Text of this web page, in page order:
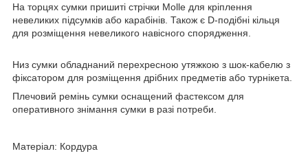
На торцях сумки пришиті стрічки Molle для кріплення
невеликих підсумків або карабінів. Також є D-подібні кільця
для розміщення невеликого навісного спорядження.
Низ сумки обладнаний перехресною утяжкою з шок-кабелю з
фіксатором для розміщення дрібних предметів або турнікета.
Плечовий ремінь сумки оснащений фастексом для
оперативного знімання сумки в разі потреби.
Матеріал: Кордура